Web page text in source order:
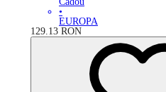
•
EUROPA
129.13 RON